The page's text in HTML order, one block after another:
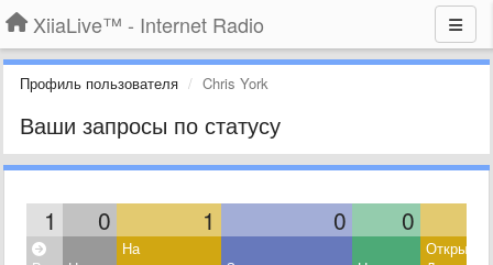
XiiaLive™ - Internet Radio
Профиль пользователя Chris York
Ваши запросы по статусу
1 0 1 0 0
На